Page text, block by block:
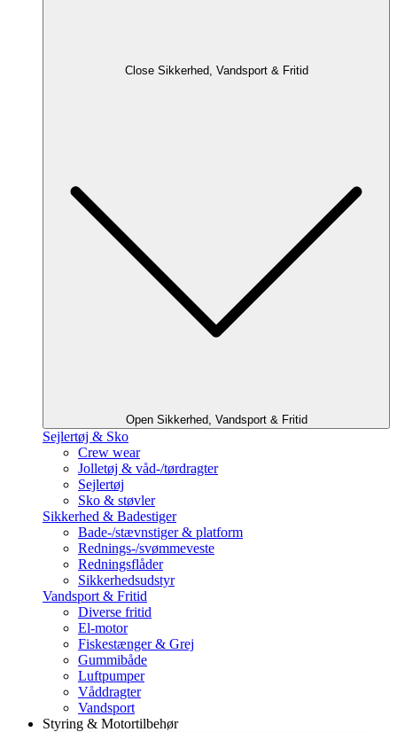
Close Sikkerhed, Vandsport & Fritid
Open Sikkerhed, Vandsport & Fritid
Sejlertøj & Sko
Crew wear
Jolletøj & våd-/tørdragter
Sejlertøj
Sko & støvler
Sikkerhed & Badestiger
Bade-/stævnstiger & platform
Rednings-/svømmeveste
Redningsflåder
Sikkerhedsudstyr
Vandsport & Fritid
Diverse fritid
El-motor
Fiskestænger & Grej
Gummibåde
Luftpumper
Våddragter
Vandsport
Styring & Motortilbehør